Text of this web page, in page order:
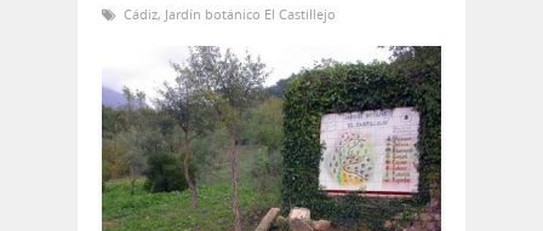
Cádiz, Jardín botánico El Castillejo